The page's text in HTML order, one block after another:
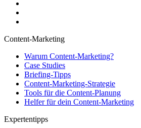
Content-Marketing
Warum Content-Marketing?
Case Studies
Briefing-Tipps
Content-Marketing-Strategie
Tools für die Content-Planung
Helfer für dein Content-Marketing
Expertentipps